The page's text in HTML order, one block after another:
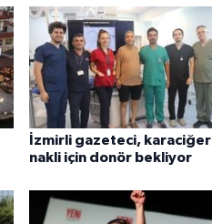
İzmirli gazeteci, karaciğer
nakli için donör bekliyor